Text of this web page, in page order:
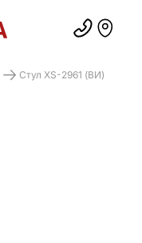
Cтул XS-2961 (ВИ)